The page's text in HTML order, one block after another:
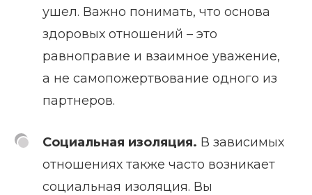
ушел. Важно понимать, что основа
здоровых отношений – это
равноправие и взаимное уважение,
а не самопожертвование одного из
партнеров.
Социальная изоляция. В зависимых
отношениях также часто возникает
социальная изоляция. Вы